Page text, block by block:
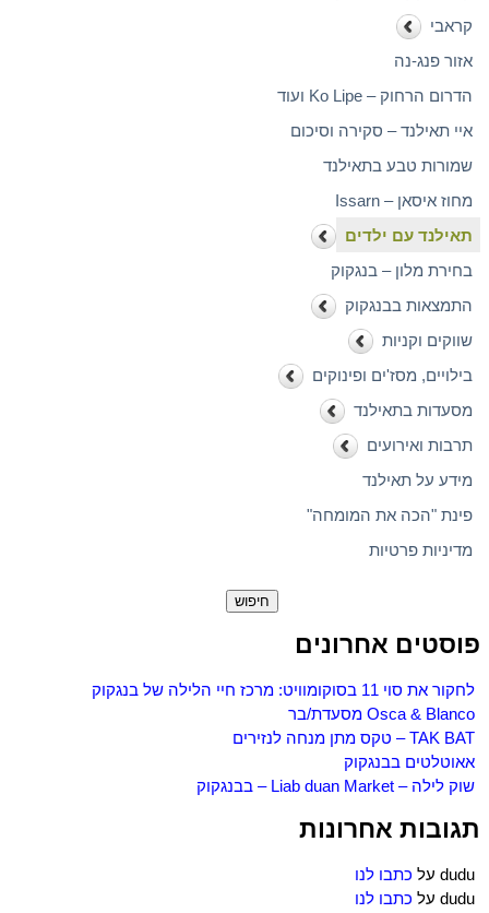
קראבי
אזור פנג-נה
הדרום הרחוק – Ko Lipe ועוד
איי תאילנד – סקירה וסיכום
שמורות טבע בתאילנד
מחוז איסאן – Issarn
תאילנד עם ילדים
בחירת מלון – בנגקוק
התמצאות בבנגקוק
שווקים וקניות
בילויים, מסז'ים ופינוקים
מסעדות בתאילנד
תרבות ואירועים
מידע על תאילנד
פינת "הכה את המומחה"
מדיניות פרטיות
פוסטים אחרונים
לחקור את סוי 11 בסוקומוויט: מרכז חיי הלילה של בנגקוק
Osca & Blanco מסעדת/בר
TAK BAT – טקס מתן מנחה לנזירים
אאוטלטים בבנגקוק
שוק לילה – Liab duan Market – בבנגקוק
תגובות אחרונות
dudu על כתבו לנו
dudu על כתבו לנו